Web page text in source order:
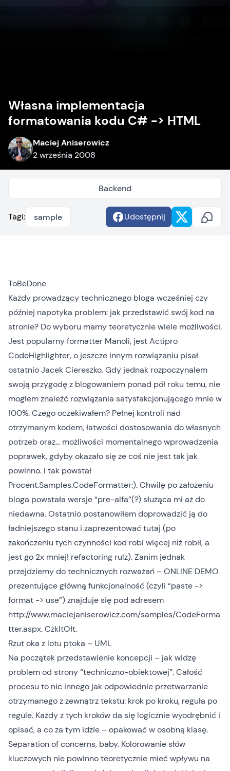
Własna implementacja
formatowania kodu C# -> HTML
Maciej Aniserowicz
2 września 2008
Backend
Tagi: sample Udostępnij
ToBeDone
Każdy prowadzący technicznego bloga wcześniej czy
później napotyka problem: jak przedstawić swój kod na
stronie? Do wyboru mamy teoretycznie wiele możliwości.
Jest popularnyformatter Manoli, jestActipro
CodeHighlighter, o jeszcze innym rozwiązaniu pisał
ostatnio Jacek Ciereszko. Gdy jednak rozpoczynalem
swoją przygodę z blogowaniem ponad pół roku temu, nie
mogłem znaleźć rozwiązania satysfakcjonującego mnie w
100%. Czego oczekiwałem? Pełnej kontroli nad
otrzymanym kodem, łatwości dostosowania do własnych
potrzeb oraz… możliwości momentalnego wprowadzenia
poprawek, gdyby okazało się że coś nie jest tak jak
powinno. I tak powstał
Procent.Samples.CodeFormatter:). Chwilę po założeniu
bloga powstała wersje “pre-alfa”(?) służąca mi aż do
niedawna. Ostatnio postanowiłem doprowadzić ją do
ładniejszego stanu i zaprezentować tutaj (po
zakończeniu tych czynności kod robi więcej niż robił, a
jest go 2x mniej! refactoring rulz). Zanim jednak
przejdziemy do technicznych rozważań – ONLINE DEMO
prezentujące główną funkcjonalność (czyli “paste ->
format -> use”) znajduje się pod adresem
http://www.maciejaniserowicz.com/samples/CodeForma
tter.aspx. CzkItOłt.
Rzut oka z lotu ptoka – UML
Na początek przedstawienie koncepcji – jak widzę
problem od strony “techniczno-obiektowej”. Całość
procesu to nic innego jak odpowiednie przetwarzanie
otrzymanego z zewnątrz tekstu: krok po kroku, reguła po
regule. Każdy z tych kroków da się logicznie wyodrębnić i
opisać, a co za tym idzie – opakować w osobną klasę.
Separation of concerns, baby. Kolorowanie słów
kluczowych nie powinno teoretycznie mieć wpływu na